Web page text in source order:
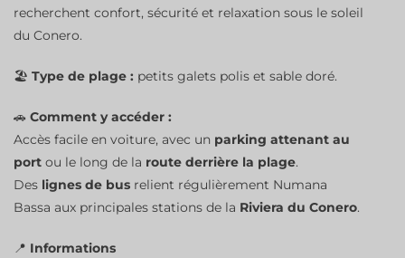
recherchent confort, sécurité et relaxation sous le soleil
du Conero.
🏖️ Type de plage : petits galets polis et sable doré.
🚗 Comment y accéder :
Accès facile en voiture, avec un parking attenant au
port ou le long de la route derrière la plage.
Des lignes de bus relient régulièrement Numana
Bassa aux principales stations de la Riviera du Conero.
📍 Informations